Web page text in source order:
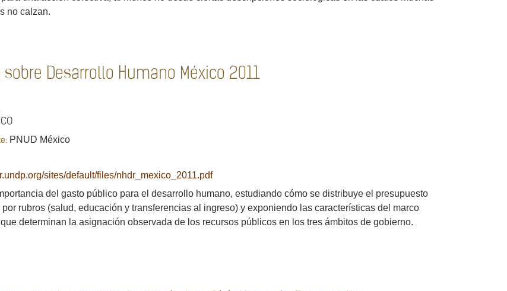
no calzan.
sobre Desarrollo Humano México 2011
PNUD México
sites/default/files/nhdr_mexico_2011.pdf
del gasto público para el desarrollo humano, estudiando cómo se distribuye el presupuesto
rubros (salud, educación y transferencias al ingreso) y exponiendo las características del marco
determinan la asignación observada de los recursos públicos en los tres ámbitos de gobierno.